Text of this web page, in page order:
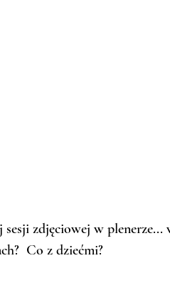
zdjęciowej w
Co z dziećmi?